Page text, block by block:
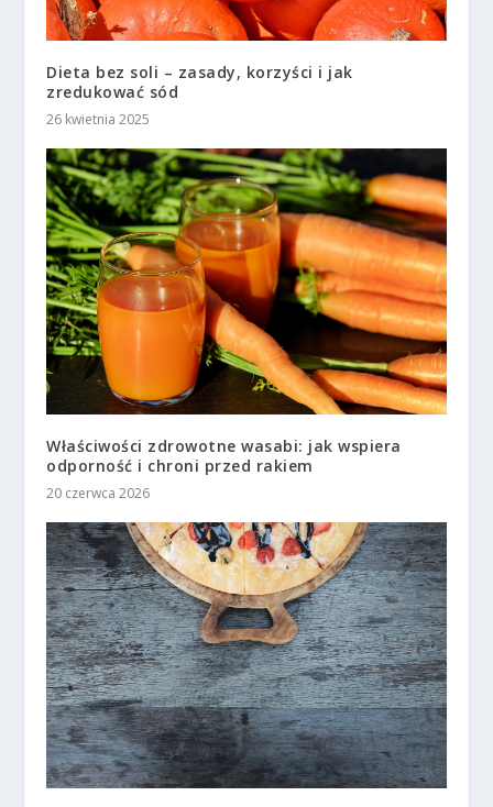
Dieta bez soli – zasady, korzyści i jak
zredukować sód
26 kwietnia 2025
Właściwości zdrowotne wasabi: jak wspiera
odporność i chroni przed rakiem
20 czerwca 2026